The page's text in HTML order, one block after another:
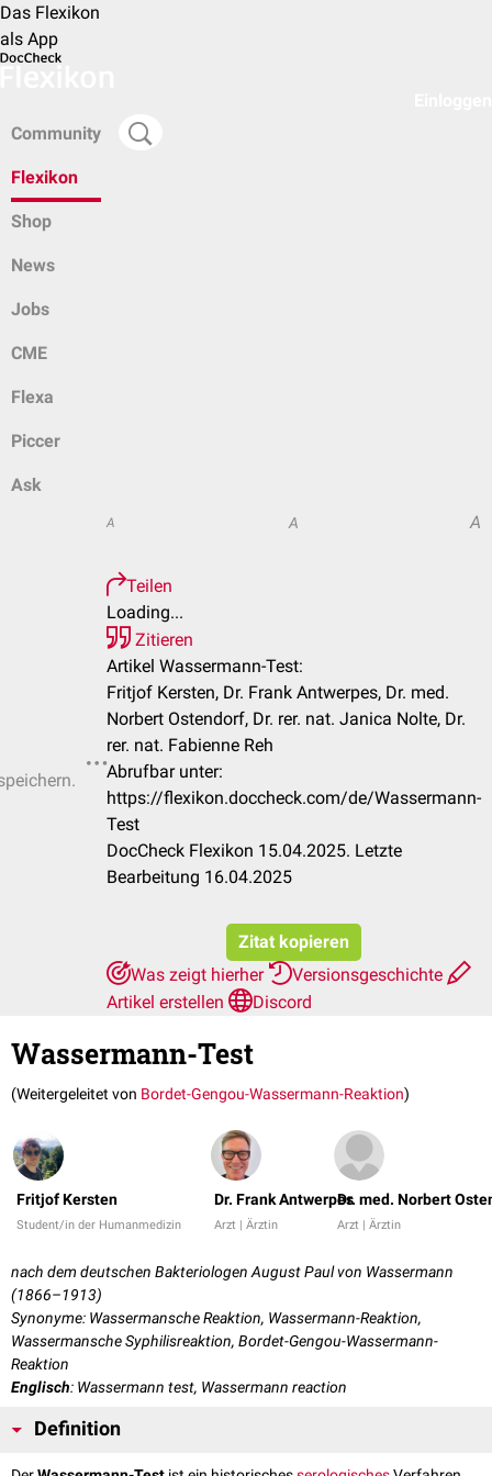
Das Flexikon
als App
Community
Flexikon
Shop
News
Jobs
CME
Flexa
Piccer
Ask
A A A
Teilen
Loading...
Zitieren
Artikel Wassermann-Test:
Fritjof Kersten, Dr. Frank Antwerpes, Dr. med.
Norbert Ostendorf, Dr. rer. nat. Janica Nolte, Dr.
rer. nat. Fabienne Reh
Abrufbar unter:
https://flexikon.doccheck.com/de/Wassermann-
Test
DocCheck Flexikon 15.04.2025. Letzte
Bearbeitung 16.04.2025
Zitat kopieren
Was zeigt hierher
Versionsgeschichte
Artikel erstellen
Discord
Wassermann-Test
(Weitergeleitet von Bordet-Gengou-Wassermann-Reaktion)
Fritjof Kersten
Student/in der Humanmedizin
Dr. Frank Antwerpes
Arzt | Ärztin
Dr. med. Norbert
Arzt | Ärztin
nach dem deutschen Bakteriologen August Paul von Wassermann
(1866–1913)
Synonyme: Wassermansche Reaktion, Wassermann-Reaktion,
Wassermansche Syphilisreaktion, Bordet-Gengou-Wassermann-
Reaktion
Englisch: Wassermann test, Wassermann reaction
Definition